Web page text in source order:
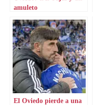
amuleto
El Oviedo pierde a una